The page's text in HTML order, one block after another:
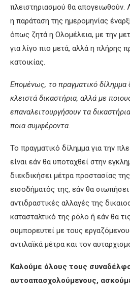
πλειστηριασμού θα απογειωθούν.
η παράταση της ημερομηνίας
όπως ζητά η Ολομέλεια, με την
για λίγο πιο μετά, αλλά η πλήρης
κατοικίας.
Επομένως, το πραγματικό δίλημμα
κλειστά δικαστήρια, αλλά με
επαναλειτουργήσουν τα
ποια συμφέροντα.
Το πραγματικό δίλημμα για την
είναι εάν θα υποταχθεί στην
διεκδικήσει μέτρα προστασίας
εισοδήματός της, εάν θα
αντιδραστικές αλλαγές της
κατασταλτικό της ρόλο ή εάν θα
συμπορευτεί με τους
αντιλαϊκά μέτρα και τον
Καλούμε όλους τους
αυτοαπασχολούμενους,